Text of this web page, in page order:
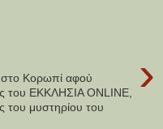
›
στο Κορωπί αφού
του ΕΚΚΛΗΣΙΑ ONLINE,
του μυστηρίου του